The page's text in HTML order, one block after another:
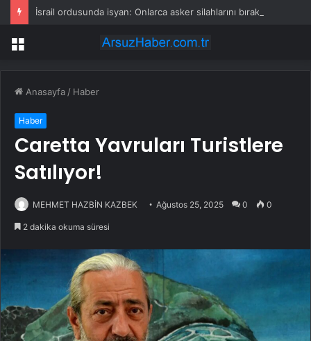
Menü
Anasayfa / Haber
Haber
Caretta Yavruları Turistlere
Satılıyor!
MEHMET HAZBİN KAZBEK Ağustos 25, 2025 0 0
2 dakika okuma süresi